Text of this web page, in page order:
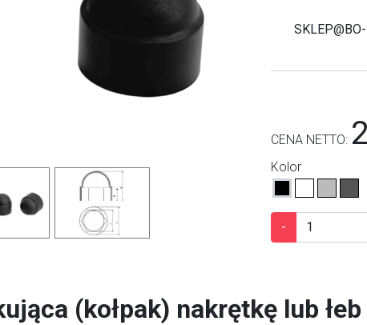
CENA NETTO:
Kolor
-
(kołpak) nakrętkę lub